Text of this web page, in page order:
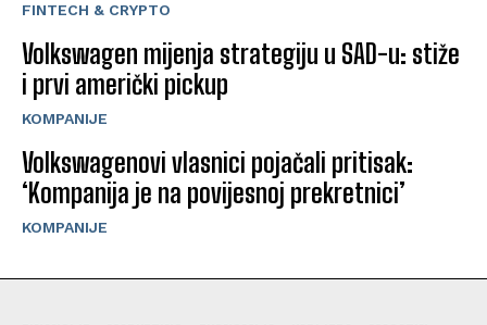
FINTECH & CRYPTO
Volkswagen mijenja strategiju u SAD-u: stiže
i prvi američki pickup
KOMPANIJE
Volkswagenovi vlasnici pojačali pritisak:
‘Kompanija je na povijesnoj prekretnici’
KOMPANIJE